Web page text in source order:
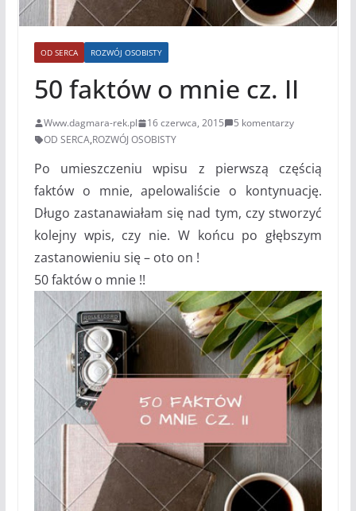
OD SERCA ROZWÓJ OSOBISTY
50 faktów o mnie cz. II
Www.dagmara-rek.pl 16 czerwca, 2015
5 komentarzy
OD SERCA,ROZWÓJ OSOBISTY
Po umieszczeniu wpisu z pierwszą częścią
faktów o mnie, apelowaliście o kontynuację.
Długo zastanawiałam się nad tym, czy stworzyć
kolejny wpis, czy nie. W końcu po głębszym
zastanowieniu się – oto on !
50 faktów o mnie !!